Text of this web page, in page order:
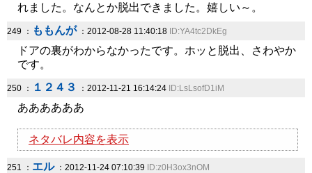
れました。なんとか脱出できました。嬉しい～。
249 ： ももんが：2012-08-28 11:40:18 ID:YA4tc2DkEg
ドアの裏がわからなかったです。ホッと脱出、さわやか
です。
250 ： １２４３ ：2012-11-21 16:14:24 ID:LsLsofD1iM
ああああああ
ネタバレ内容を表示
251 ： エル：2012-11-24 07:10:39 ID:z0H3ox3nOM